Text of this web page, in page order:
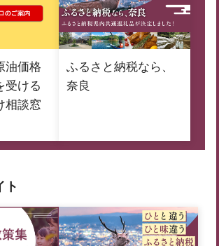
油価格
受ける
相談窓
ふるさと納税なら、
奈良
ト